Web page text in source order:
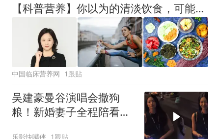
【科普营养】你以为的清淡饮食，可能正在悄悄“偷走”你的肌肉！——蛋白质的10个问题！
中国临床营养网 1跟贴
吴建豪曼谷演唱会撒狗
粮！新婚妻子全程陪看，
乐影快嘴侠 1跟贴